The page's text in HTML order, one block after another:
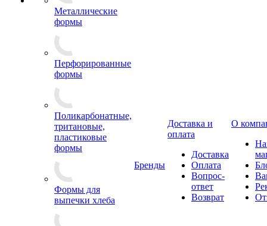
Металлические
формы
Перфорированные
формы
Поликарбонатные,
тритановые,
пластиковые
формы
Формы для
выпечки хлеба
Бренды
Доставка и
оплата
Доставка
Оплата
Вопрос-
ответ
Возврат
О